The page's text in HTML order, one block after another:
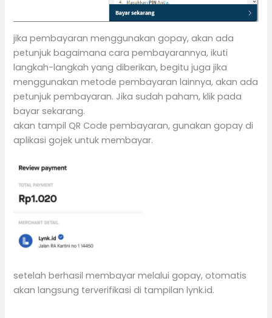
jika pembayaran menggunakan gopay, akan ada
petunjuk bagaimana cara pembayarannya, ikuti
langkah-langkah yang diberikan, begitu juga jika
menggunakan metode pembayaran lainnya, akan ada
petunjuk pembayaran. Jika sudah paham, klik pada
bayar sekarang.
akan tampil QR Code pembayaran, gunakan gopay di
aplikasi gojek untuk membayar.
setelah berhasil membayar melalui gopay, otomatis
akan langsung terverifikasi di tampilan lynk.id.